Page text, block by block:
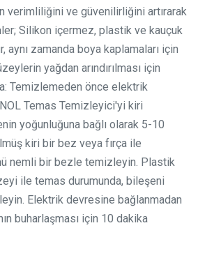
verimliliğini ve güvenilirliğini artırarak
Silikon içermez, plastik ve kauçuk
aynı zamanda boya kaplamaları için
yağdan arındırılması için
Temizlemeden önce elektrik
Temas Temizleyici'yi kiri
yoğunluğuna bağlı olarak 5-10
kiri bir bez veya fırça ile
nemli bir bezle temizleyin. Plastik
ile temas durumunda, bileşeni
Elektrik devresine bağlanmadan
buharlaşması için 10 dakika